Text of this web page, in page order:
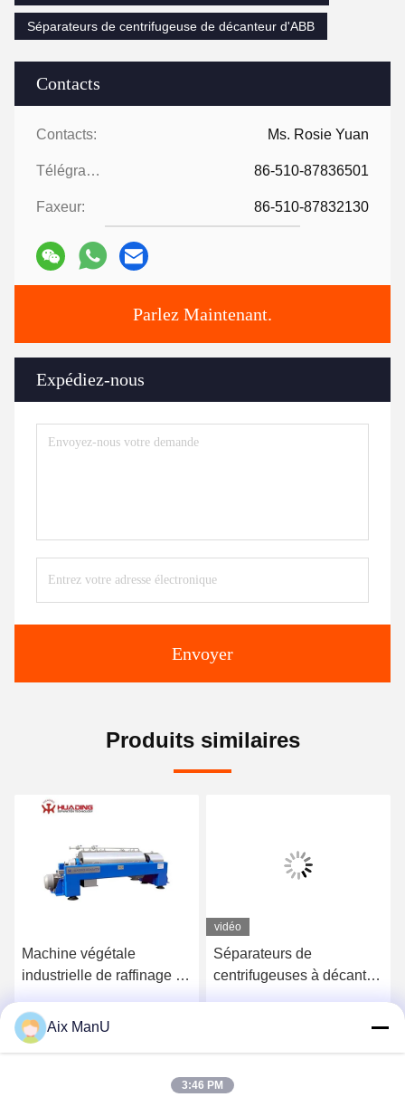
Contacts
Contacts: Ms. Rosie Yuan
Télégramme: 86-510-87836501
Faxeur: 86-510-87832130
Parlez Maintenant.
Expédiez-nous
Envoyer
Séparateurs de centrifugeuse de décanteur d'ABB
Produits similaires
Machine végétale
industrielle de raffinage du
90KW de décanteur de
Pharma
vidéo
Séparateurs de
centrifugeuses à décanter
Aix ManU
3:46 PM